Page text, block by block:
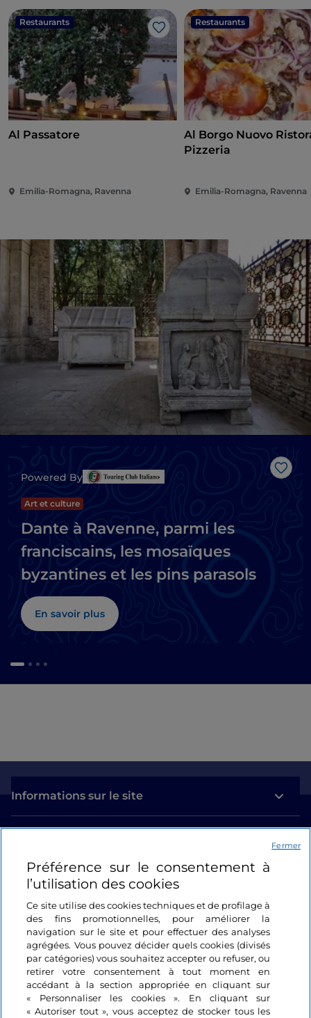
Restaurants
J’aime
Al Passatore
Emilia-Romagna, Ravenna
Restaurants
Al Borgo Nuovo
Pizzeria
Emilia-Romagna, Ravenna
Powered By
Art et culture
Dante à Ravenne, parmi les
franciscains, les mosaïques
byzantines et les pins parasols
En savoir plus
Informations sur le site
Se connecter
Suivez-nous
Préférence sur le consentement à
l’utilisation des cookies
Ce site utilise des cookies techniques et de profilage à
des fins promotionnelles, pour améliorer la
navigation sur le site et pour effectuer des analyses
agrégées. Vous pouvez décider quels cookies (divisés
par catégories) vous souhaitez accepter ou refuser, ou
retirer votre consentement à tout moment en
accédant à la section appropriée en cliquant sur
« Personnaliser les cookies ». En cliquant sur
« Autoriser tout », vous acceptez de stocker tous les
Fermer